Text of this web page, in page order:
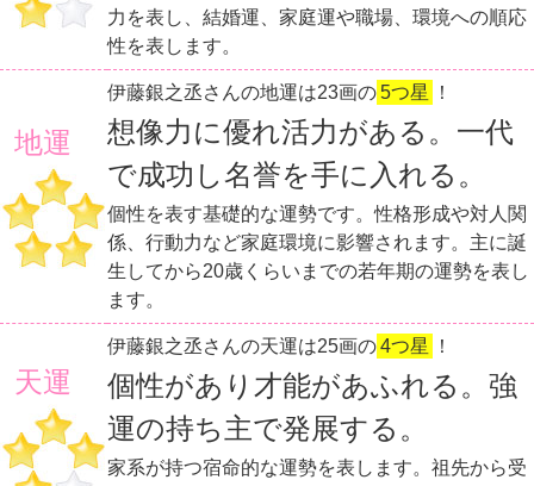
力を表し、結婚運、家庭運や職場、環境への順応
性を表します。
地運
伊藤銀之丞さんの地運は23画の5つ星 ！
想像力に優れ活力がある。一代
で成功し名誉を手に入れる。
個性を表す基礎的な運勢です。性格形成や対人関
係、行動力など家庭環境に影響されます。主に誕
生してから20歳くらいまでの若年期の運勢を表し
ます。
天運
伊藤銀之丞さんの天運は25画の4つ星 ！
個性があり才能があふれる。強
運の持ち主で発展する。
家系が持つ宿命的な運勢を表します。祖先から受